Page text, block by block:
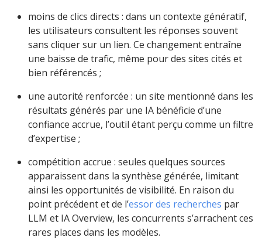
moins de clics directs : dans un contexte génératif,
les utilisateurs consultent les réponses souvent
sans cliquer sur un lien. Ce changement entraîne
une baisse de trafic, même pour des sites cités et
bien référencés ;
une autorité renforcée : un site mentionné dans les
résultats générés par une IA bénéficie d’une
confiance accrue, l’outil étant perçu comme un filtre
d’expertise ;
compétition accrue : seules quelques sources
apparaissent dans la synthèse générée, limitant
ainsi les opportunités de visibilité. En raison du
point précédent et de l’essor des recherches par
LLM et IA Overview, les concurrents s’arrachent ces
rares places dans les modèles.